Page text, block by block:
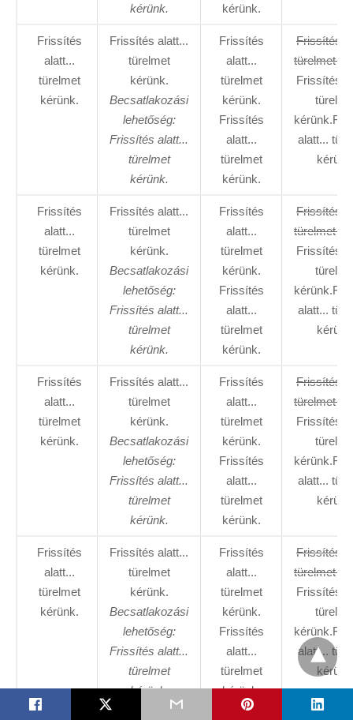
kérünk.
kérünk.
Frissítés
alatt...
türelmet
kérünk.
Frissítés alatt...
türelmet
kérünk.
Becsatlakozási
lehetőség:
Frissítés alatt...
türelmet
kérünk.
Frissítés
alatt...
türelmet
kérünk.
Frissítés
alatt...
türelmet
kérünk.
Frissítés
türelmet
Frissítés
alatt...
Frissítés
alatt...
türelmet
kérünk.
Frissítés alatt...
türelmet
kérünk.
Becsatlakozási
lehetőség:
Frissítés alatt...
türelmet
kérünk.
Frissítés
alatt...
türelmet
kérünk.
Frissítés
alatt...
türelmet
kérünk.
Frissítés
türelmet
Frissítés
alatt...
Frissítés
alatt...
türelmet
kérünk.
Frissítés alatt...
türelmet
kérünk.
Becsatlakozási
lehetőség:
Frissítés alatt...
türelmet
kérünk.
Frissítés
alatt...
türelmet
kérünk.
Frissítés
alatt...
türelmet
kérünk.
Frissítés
türelmet
Frissítés
alatt...
Frissítés
alatt...
türelmet
kérünk.
Frissítés alatt...
türelmet
kérünk.
Becsatlakozási
lehetőség:
Frissítés alatt...
türelmet
kérünk.
Frissítés
alatt...
türelmet
kérünk.
Frissítés
alatt...
türelmet
kérünk.
Frissítés
türelmet
Frissítés
alatt...